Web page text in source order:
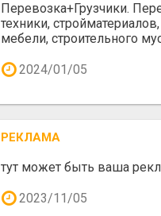
Перевозка+Грузчики.
техники,
мебели, строительного
2024/01/05
РЕКЛАМА
тут может быть ваша
2023/11/05